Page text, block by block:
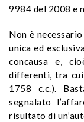
9984 del 2008 e
Non è
unica ed
concausa e,
differenti, tra
1758 c.c.).
segnalato
risultato di